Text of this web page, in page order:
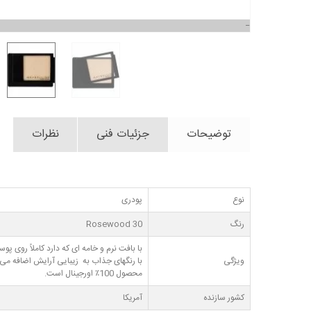
توضیحات جزئیات فنی نظرات
نوع
پودری
رنگ
Rosewood 30
ویژگی
با بافت نرم و خامه ای که دارد کاملاً
با رنگهای جذاب به زیبایی آرایش اضافه
محصول 100٪ اورجینال است.
کشور سازنده
آمریکا